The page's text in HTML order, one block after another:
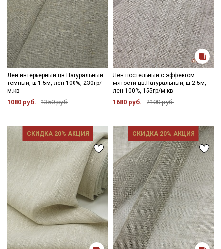
Лен интерьерный цв.Натуральный
темный, ш.1.5м, лен-100%, 230гр/
м.кв
1080 руб. 1350 руб.
Лен постельный с эффектом
мятости цв.Натуральный, ш.2.5м,
лен-100%, 155гр/м.кв
1680 руб. 2100 руб.
СКИДКА 20% АКЦИЯ СКИДКА 20% АКЦИЯ